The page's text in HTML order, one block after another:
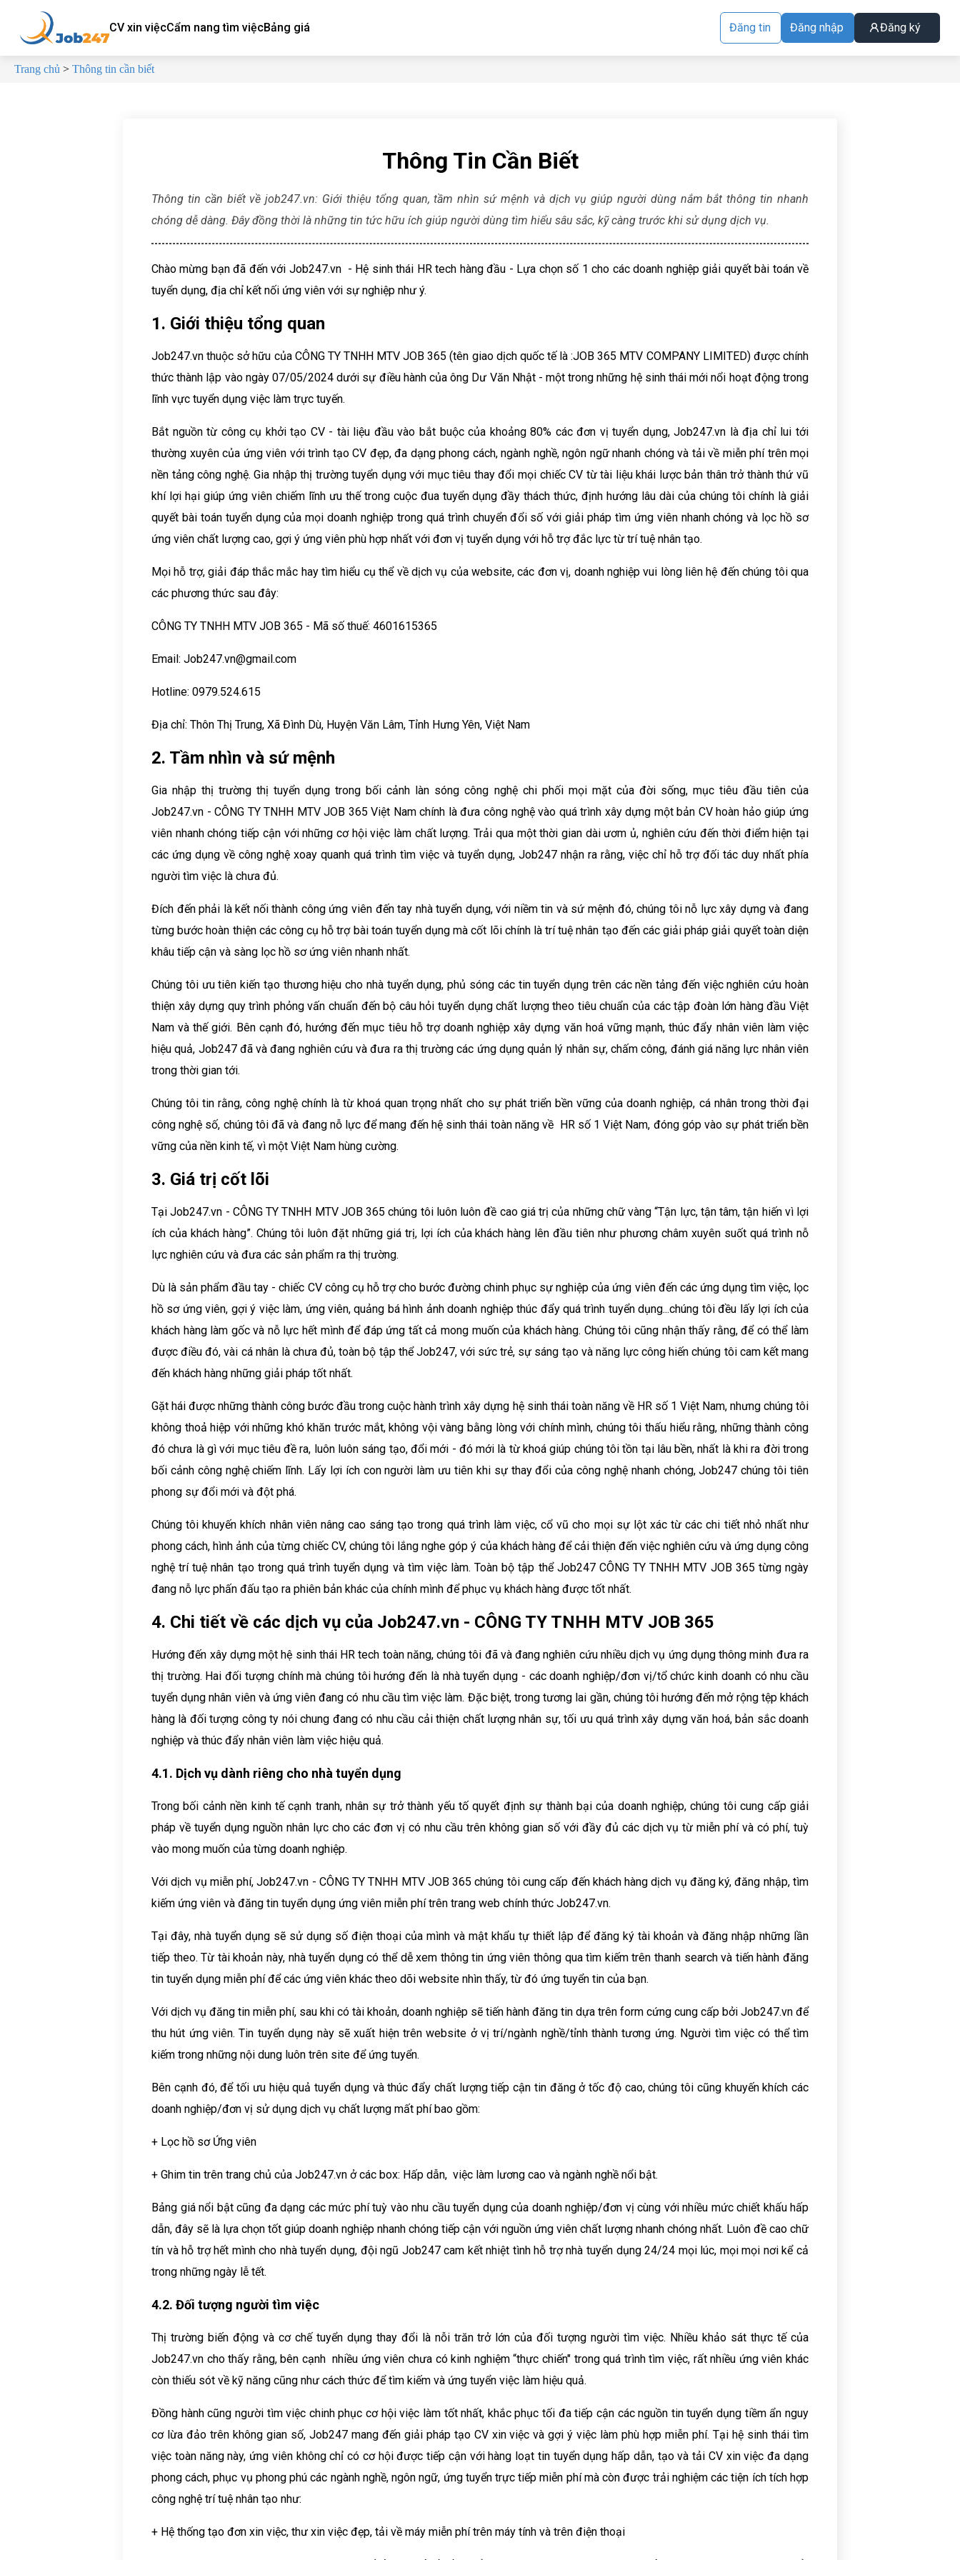
CV xin việcCẩm nang tìm việcBảng giá Đăng tin Đăng nhập Đăng ký
Trang chủ > Thông tin cần biết
Thông Tin Cần Biết
Thông tin cần biết về job247.vn: Giới thiệu tổng quan, tầm nhìn sứ mệnh và dịch vụ giúp người dùng nắm bắt thông tin nhanh
chóng dễ dàng. Đây đồng thời là những tin tức hữu ích giúp người dùng tìm hiểu sâu sắc, kỹ càng trước khi sử dụng dịch vụ.
Chào mừng bạn đã đến với Job247.vn - Hệ sinh thái HR tech hàng đầu - Lựa chọn số 1 cho các doanh nghiệp giải quyết bài toán về
tuyển dụng, địa chỉ kết nối ứng viên với sự nghiệp như ý.
1. Giới thiệu tổng quan
Job247.vn thuộc sở hữu của CÔNG TY TNHH MTV JOB 365 (tên giao dịch quốc tế là :JOB 365 MTV COMPANY LIMITED) được chính
thức thành lập vào ngày 07/05/2024 dưới sự điều hành của ông Dư Văn Nhật - một trong những hệ sinh thái mới nổi hoạt động trong
lĩnh vực tuyển dụng việc làm trực tuyến.
Bắt nguồn từ công cụ khởi tạo CV - tài liệu đầu vào bắt buộc của khoảng 80% các đơn vị tuyển dụng, Job247.vn là địa chỉ lui tới
thường xuyên của ứng viên với trình tạo CV đẹp, đa dạng phong cách, ngành nghề, ngôn ngữ nhanh chóng và tải về miễn phí trên mọi
nền tảng công nghệ. Gia nhập thị trường tuyển dụng với mục tiêu thay đổi mọi chiếc CV từ tài liệu khái lược bản thân trở thành thứ vũ
khí lợi hại giúp ứng viên chiếm lĩnh ưu thế trong cuộc đua tuyển dụng đầy thách thức, định hướng lâu dài của chúng tôi chính là giải
quyết bài toán tuyển dụng của mọi doanh nghiệp trong quá trình chuyển đổi số với giải pháp tìm ứng viên nhanh chóng và lọc hồ sơ
ứng viên chất lượng cao, gợi ý ứng viên phù hợp nhất với đơn vị tuyển dụng với hỗ trợ đắc lực từ trí tuệ nhân tạo.
Mọi hỗ trợ, giải đáp thắc mắc hay tìm hiểu cụ thể về dịch vụ của website, các đơn vị, doanh nghiệp vui lòng liên hệ đến chúng tôi qua
các phương thức sau đây:
CÔNG TY TNHH MTV JOB 365 - Mã số thuế: 4601615365
Email: Job247.vn@gmail.com
Hotline: 0979.524.615
Địa chỉ: Thôn Thị Trung, Xã Đình Dù, Huyện Văn Lâm, Tỉnh Hưng Yên, Việt Nam
2. Tầm nhìn và sứ mệnh
Gia nhập thị trường thị tuyển dụng trong bối cảnh làn sóng công nghệ chi phối mọi mặt của đời sống, mục tiêu đầu tiên của
Job247.vn - CÔNG TY TNHH MTV JOB 365 Việt Nam chính là đưa công nghệ vào quá trình xây dựng một bản CV hoàn hảo giúp ứng
viên nhanh chóng tiếp cận với những cơ hội việc làm chất lượng. Trải qua một thời gian dài ươm ủ, nghiên cứu đến thời điểm hiện tại
các ứng dụng về công nghệ xoay quanh quá trình tìm việc và tuyển dụng, Job247 nhận ra rằng, việc chỉ hỗ trợ đối tác duy nhất phía
người tìm việc là chưa đủ.
Đích đến phải là kết nối thành công ứng viên đến tay nhà tuyển dụng, với niềm tin và sứ mệnh đó, chúng tôi nỗ lực xây dựng và đang
từng bước hoàn thiện các công cụ hỗ trợ bài toán tuyển dụng mà cốt lõi chính là trí tuệ nhân tạo đến các giải pháp giải quyết toàn diện
khâu tiếp cận và sàng lọc hồ sơ ứng viên nhanh nhất.
Chúng tôi ưu tiên kiến tạo thương hiệu cho nhà tuyển dụng, phủ sóng các tin tuyển dụng trên các nền tảng đến việc nghiên cứu hoàn
thiện xây dựng quy trình phỏng vấn chuẩn đến bộ câu hỏi tuyển dụng chất lượng theo tiêu chuẩn của các tập đoàn lớn hàng đầu Việt
Nam và thế giới. Bên cạnh đó, hướng đến mục tiêu hỗ trợ doanh nghiệp xây dựng văn hoá vững mạnh, thúc đẩy nhân viên làm việc
hiệu quả, Job247 đã và đang nghiên cứu và đưa ra thị trường các ứng dụng quản lý nhân sự, chấm công, đánh giá năng lực nhân viên
trong thời gian tới.
Chúng tôi tin rằng, công nghệ chính là từ khoá quan trọng nhất cho sự phát triển bền vững của doanh nghiệp, cá nhân trong thời đại
công nghệ số, chúng tôi đã và đang nỗ lực để mang đến hệ sinh thái toàn năng về HR số 1 Việt Nam, đóng góp vào sự phát triển bền
vững của nền kinh tế, vì một Việt Nam hùng cường.
3. Giá trị cốt lõi
Tại Job247.vn - CÔNG TY TNHH MTV JOB 365 chúng tôi luôn luôn đề cao giá trị của những chữ vàng “Tận lực, tận tâm, tận hiến vì lợi
ích của khách hàng”. Chúng tôi luôn đặt những giá trị, lợi ích của khách hàng lên đầu tiên như phương châm xuyên suốt quá trình nỗ
lực nghiên cứu và đưa các sản phẩm ra thị trường.
Dù là sản phẩm đầu tay - chiếc CV công cụ hỗ trợ cho bước đường chinh phục sự nghiệp của ứng viên đến các ứng dụng tìm việc, lọc
hồ sơ ứng viên, gợi ý việc làm, ứng viên, quảng bá hình ảnh doanh nghiệp thúc đẩy quá trình tuyển dụng...chúng tôi đều lấy lợi ích của
khách hàng làm gốc và nỗ lực hết mình để đáp ứng tất cả mong muốn của khách hàng. Chúng tôi cũng nhận thấy rằng, để có thể làm
được điều đó, vài cá nhân là chưa đủ, toàn bộ tập thể Job247, với sức trẻ, sự sáng tạo và năng lực công hiến chúng tôi cam kết mang
đến khách hàng những giải pháp tốt nhất.
Gặt hái được những thành công bước đầu trong cuộc hành trình xây dựng hệ sinh thái toàn năng về HR số 1 Việt Nam, nhưng chúng tôi
không thoả hiệp với những khó khăn trước mắt, không vội vàng bằng lòng với chính mình, chúng tôi thấu hiểu rằng, những thành công
đó chưa là gì với mục tiêu đề ra, luôn luôn sáng tạo, đổi mới - đó mới là từ khoá giúp chúng tôi tồn tại lâu bền, nhất là khi ra đời trong
bối cảnh công nghệ chiếm lĩnh. Lấy lợi ích con người làm ưu tiên khi sự thay đổi của công nghệ nhanh chóng, Job247 chúng tôi tiên
phong sự đổi mới và đột phá.
Chúng tôi khuyến khích nhân viên nâng cao sáng tạo trong quá trình làm việc, cổ vũ cho mọi sự lột xác từ các chi tiết nhỏ nhất như
phong cách, hình ảnh của từng chiếc CV, chúng tôi lắng nghe góp ý của khách hàng để cải thiện đến việc nghiên cứu và ứng dụng công
nghệ trí tuệ nhân tạo trong quá trình tuyển dụng và tìm việc làm. Toàn bộ tập thể Job247 CÔNG TY TNHH MTV JOB 365 từng ngày
đang nỗ lực phấn đấu tạo ra phiên bản khác của chính mình để phục vụ khách hàng được tốt nhất.
4. Chi tiết về các dịch vụ của Job247.vn - CÔNG TY TNHH MTV JOB 365
Hướng đến xây dựng một hệ sinh thái HR tech toàn năng, chúng tôi đã và đang nghiên cứu nhiều dịch vụ ứng dụng thông minh đưa ra
thị trường. Hai đối tượng chính mà chúng tôi hướng đến là nhà tuyển dụng - các doanh nghiệp/đơn vị/tổ chức kinh doanh có nhu cầu
tuyển dụng nhân viên và ứng viên đang có nhu cầu tìm việc làm. Đặc biệt, trong tương lai gần, chúng tôi hướng đến mở rộng tệp khách
hàng là đối tượng công ty nói chung đang có nhu cầu cải thiện chất lượng nhân sự, tối ưu quá trình xây dựng văn hoá, bản sắc doanh
nghiệp và thúc đẩy nhân viên làm việc hiệu quả.
4.1. Dịch vụ dành riêng cho nhà tuyển dụng
Trong bối cảnh nền kinh tế cạnh tranh, nhân sự trở thành yếu tố quyết định sự thành bại của doanh nghiệp, chúng tôi cung cấp giải
pháp về tuyển dụng nguồn nhân lực cho các đơn vị có nhu cầu trên không gian số với đầy đủ các dịch vụ từ miễn phí và có phí, tuỳ
vào mong muốn của từng doanh nghiệp.
Với dịch vụ miễn phí, Job247.vn - CÔNG TY TNHH MTV JOB 365 chúng tôi cung cấp đến khách hàng dịch vụ đăng ký, đăng nhập, tìm
kiếm ứng viên và đăng tin tuyển dụng ứng viên miễn phí trên trang web chính thức Job247.vn.
Tại đây, nhà tuyển dụng sẽ sử dụng số điện thoại của mình và mật khẩu tự thiết lập để đăng ký tài khoản và đăng nhập những lần
tiếp theo. Từ tài khoản này, nhà tuyển dụng có thể dễ xem thông tin ứng viên thông qua tìm kiếm trên thanh search và tiến hành đăng
tin tuyển dụng miễn phí để các ứng viên khác theo dõi website nhìn thấy, từ đó ứng tuyển tin của bạn.
Với dịch vụ đăng tin miễn phí, sau khi có tài khoản, doanh nghiệp sẽ tiến hành đăng tin dựa trên form cứng cung cấp bởi Job247.vn để
thu hút ứng viên. Tin tuyển dụng này sẽ xuất hiện trên website ở vị trí/ngành nghề/tỉnh thành tương ứng. Người tìm việc có thể tìm
kiếm trong những nội dung luôn trên site để ứng tuyển.
Bên cạnh đó, để tối ưu hiệu quả tuyển dụng và thúc đẩy chất lượng tiếp cận tin đăng ở tốc độ cao, chúng tôi cũng khuyến khích các
doanh nghiệp/đơn vị sử dụng dịch vụ chất lượng mất phí bao gồm:
+ Lọc hồ sơ Ứng viên
+ Ghim tin trên trang chủ của Job247.vn ở các box: Hấp dẫn, việc làm lương cao và ngành nghề nổi bật.
Bảng giá nổi bật cũng đa dạng các mức phí tuỳ vào nhu cầu tuyển dụng của doanh nghiệp/đơn vị cùng với nhiều mức chiết khấu hấp
dẫn, đây sẽ là lựa chọn tốt giúp doanh nghiệp nhanh chóng tiếp cận với nguồn ứng viên chất lượng nhanh chóng nhất. Luôn đề cao chữ
tín và hỗ trợ hết mình cho nhà tuyển dụng, đội ngũ Job247 cam kết nhiệt tình hỗ trợ nhà tuyển dụng 24/24 mọi lúc, mọi mọi nơi kể cả
trong những ngày lễ tết.
4.2. Đối tượng người tìm việc
Thị trường biến động và cơ chế tuyển dụng thay đổi là nỗi trăn trở lớn của đối tượng người tìm việc. Nhiều khảo sát thực tế của
Job247.vn cho thấy rằng, bên cạnh nhiều ứng viên chưa có kinh nghiệm “thực chiến" trong quá trình tìm việc, rất nhiều ứng viên khác
còn thiếu sót về kỹ năng cũng như cách thức để tìm kiếm và ứng tuyển việc làm hiệu quả.
Đồng hành cũng người tìm việc chinh phục cơ hội việc làm tốt nhất, khắc phục tối đa tiếp cận các nguồn tin tuyển dụng tiềm ẩn nguy
cơ lừa đảo trên không gian số, Job247 mang đến giải pháp tạo CV xin việc và gợi ý việc làm phù hợp miễn phí. Tại hệ sinh thái tìm
việc toàn năng này, ứng viên không chỉ có cơ hội được tiếp cận với hàng loạt tin tuyển dụng hấp dẫn, tạo và tải CV xin việc đa dạng
phong cách, phục vụ phong phú các ngành nghề, ngôn ngữ, ứng tuyển trực tiếp miễn phí mà còn được trải nghiệm các tiện ích tích hợp
công nghệ trí tuệ nhân tạo như:
+ Hệ thống tạo đơn xin việc, thư xin việc đẹp, tải về máy miễn phí trên máy tính và trên điện thoại